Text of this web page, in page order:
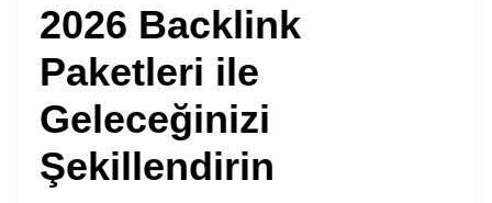
2026 Backlink
Paketleri ile
Geleceğinizi
Şekillendirin